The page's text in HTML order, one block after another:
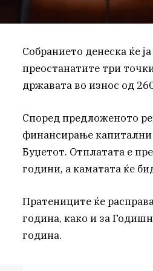
Собранието денеска ќе
преостанатите три
државата во износ од
Според предложеното
финансирање
Буџетот. Отплатата е
години, а каматата ќе
Пратениците ќе
година, како и за
година.